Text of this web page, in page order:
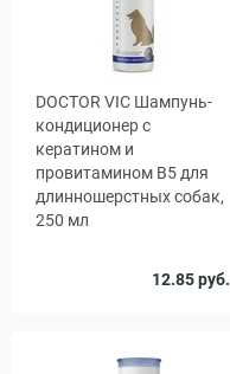
DOCTOR VIC Шампунь-
кондиционер с
кератином и
провитамином В5 для
длинношерстных собак,
250 мл
12.85 руб.